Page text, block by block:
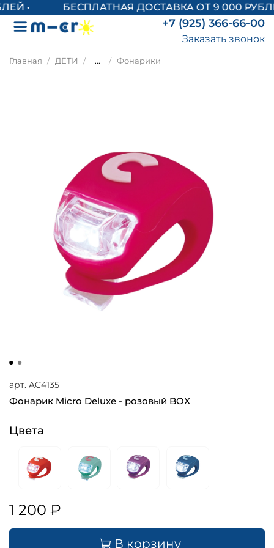
БЕСПЛАТНАЯ ДОСТАВКА ОТ 9 000
+7 (925) 366-66-00
Заказать звонок
Главная ДЕТИ ... Фонарики
арт. AC4135
Фонарик Micro Deluxe - розовый BOX
Цвета
1 200 ₽
В корзину